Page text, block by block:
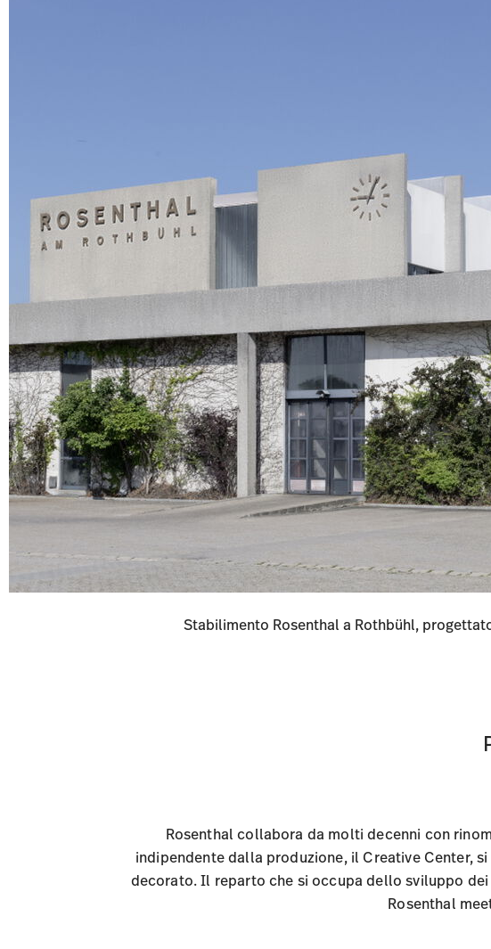
Stabilimento Rosenthal a Rothbühl,
Rosenthal collabora da molti decenni con
indipendente dalla produzione, il Creative Center,
decorato. Il reparto che si occupa dello sviluppo
Rosenthal